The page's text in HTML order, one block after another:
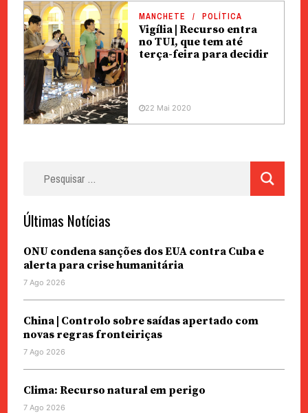
MANCHETE POLÍTICA
Vigília | Recurso entra
no TUI, que tem até
terça-feira para decidir
22 Mai 2020
Últimas Notícias
ONU condena sanções dos EUA contra Cuba e
alerta para crise humanitária
7 Ago 2026
China | Controlo sobre saídas apertado com
novas regras fronteiriças
7 Ago 2026
Clima: Recurso natural em perigo
7 Ago 2026